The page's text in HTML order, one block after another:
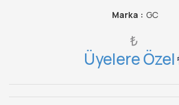
Marka : GC
₺
Üyelere Özel